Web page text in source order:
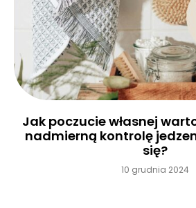
Jak poczucie własnej
nadmierną kontrolę
się?
10 grudnia 2024